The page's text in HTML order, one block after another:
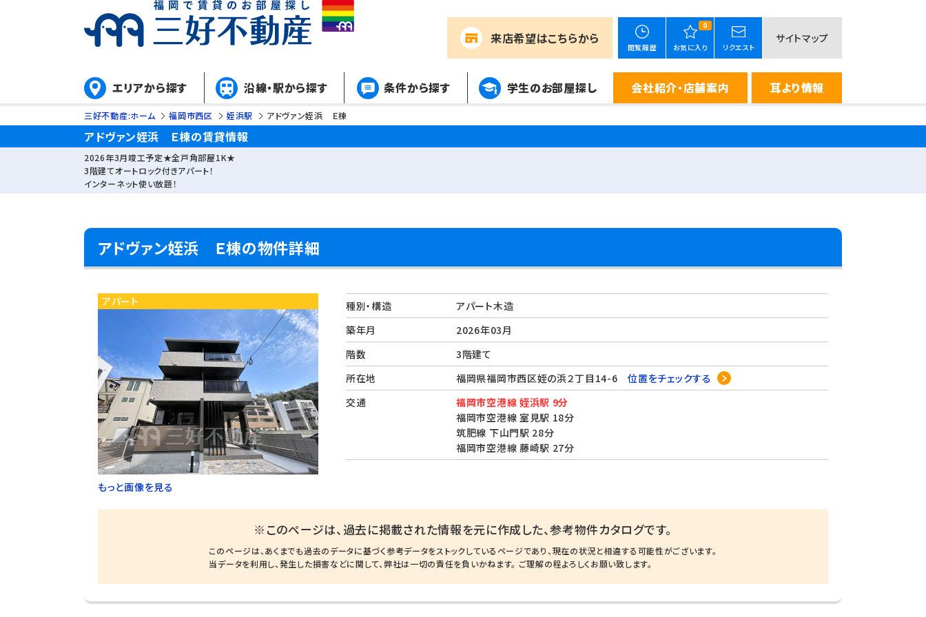
来店希望はこちらから
閲覧履歴
0
お気に入り リクエスト
サイトマップ
エリアから探す 沿線・駅から探す 条件から探す 学生のお部屋探し 会社紹介・店舗案内 耳より情報
三好不動産:ホーム 福岡市西区 姪浜駅 アドヴァン姪浜 Ｅ棟
アドヴァン姪浜 Ｅ棟の賃貸情報
2026年3月竣工予定★全戸角部屋1K★
3階建てオートロック付きアパート！
インターネット使い放題！
アドヴァン姪浜 Ｅ棟の物件詳細
アパート
もっと画像を見る
種別・構造
アパート木造
築年月
2026年03月
階数
3階建て
所在地
福岡県福岡市西区姪の浜２丁目14-6位置をチェックする
交通
福岡市空港線 姪浜駅 9分
福岡市空港線 室見駅 18分
筑肥線 下山門駅 28分
福岡市空港線 藤崎駅 27分
※このページは、過去に掲載された情報を元に作成した、参考物件カタログです。
このページは、あくまでも過去のデータに基づく参考データをストックしているページであり、現在の状況と相違する可能性がございます。
当データを利用し、発生した損害などに関して、弊社は一切の責任を負いかねます。 ご理解の程よろしくお願い致します。